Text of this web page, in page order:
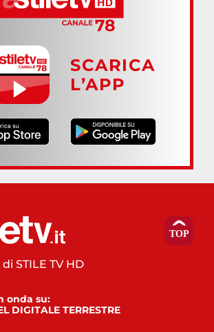
SCARICA
L’APP
STILE TV HD
onda su:
DIGITALE TERRESTRE